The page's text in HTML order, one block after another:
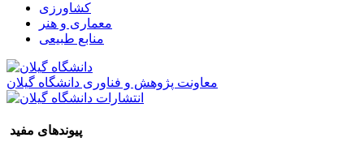
کشاورزی
معماری و هنر
منابع طبیعی
معاونت پژوهش و فناوری دانشگاه گیلان
پیوندهای مفید